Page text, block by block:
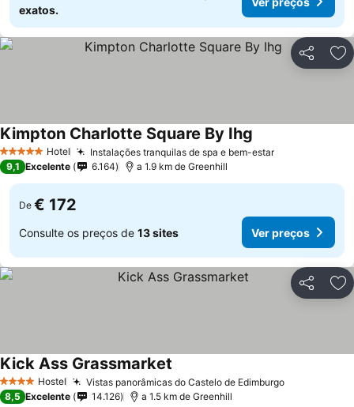
exatos.
Partilhar
5 Estrelas Hotel Instalações tranquilas de spa e bem-estar
Kimpton Charlotte Square By Ihg
9,1 Excelente 6.164 a 1.9 km de Greenhill
De € 172
Consulte os preços de 13 sites Ver preços
Partilhar
4 EstrelasHostel Vistas panorâmicas do Castelo de Edimburgo
Kick Ass Grassmarket
8,5 Excelente 14.126 a 1.5 km de Greenhill